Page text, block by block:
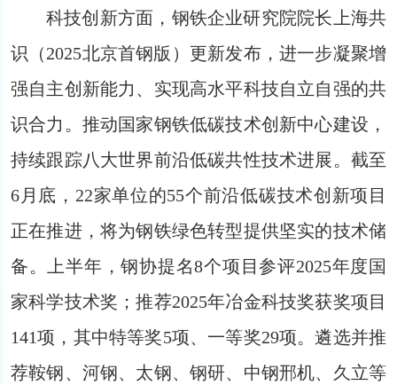
科技创新方面，钢铁企业研究院院长上海共
识（2025北京首钢版）更新发布，进一步凝聚增
强自主创新能力、实现高水平科技自立自强的共
识合力。推动国家钢铁低碳技术创新中心建设，
持续跟踪八大世界前沿低碳共性技术进展。截至
6月底，22家单位的55个前沿低碳技术创新项目
正在推进，将为钢铁绿色转型提供坚实的技术储
备。上半年，钢协提名8个项目参评2025年度国
家科学技术奖；推荐2025年冶金科技奖获奖项目
141项，其中特等奖5项、一等奖29项。遴选并推
荐鞍钢、河钢、太钢、钢研、中钢邢机、久立等